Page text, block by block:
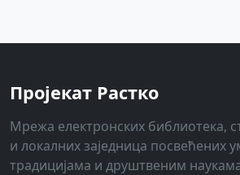
Пројекат Растко
Мрежа електронских библиотека,
и локалних заједница посвећених
традицијама и друштвеним